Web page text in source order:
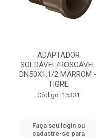
ADAPTADOR
SOLDÁVEL/ROSCÁVEL
DN50X1.1/2 MARROM -
TIGRE
Código: 15331
Faça seu login ou
cadastre-se para